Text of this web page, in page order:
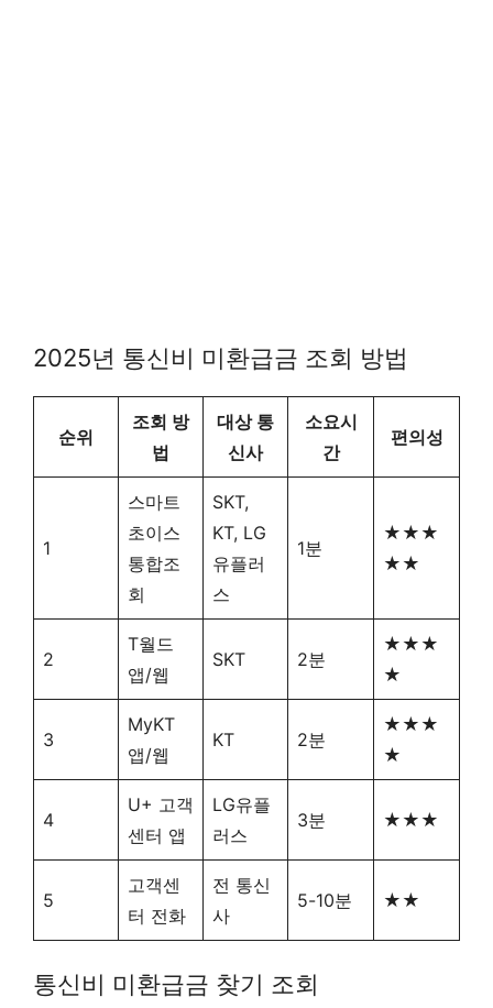
2025년 통신비 미환급금 조회 방법
순위
조회 방
법
대상 통
신사
소요시
간
편의성
1
스마트
초이스
통합조
회
SKT,
KT, LG
유플러
스
1분
★★★
★★
2
T월드
앱/웹
SKT 2분
★★★
★
3
MyKT
앱/웹
KT 2분
★★★
★
4
U+ 고객
센터 앱
LG유플
러스
3분 ★★★
5
고객센
터 전화
전 통신
사
5-10분 ★★
통신비 미환급금 찾기 조회